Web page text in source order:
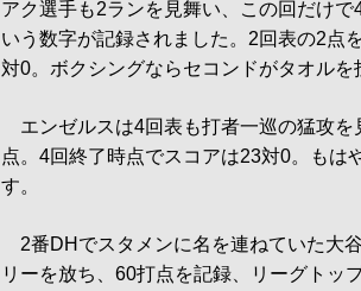
アク選手も2ランを見舞い、この回だけ
いう数字が記録されました。2回表の2点
対0。ボクシングならセコンドがタオルを
エンゼルスは4回表も打者一巡の猛攻を
点。4回終了時点でスコアは23対0。もは
す。
2番DHでスタメンに名を連ねていた大
リーを放ち、60打点を記録、リーグトッ